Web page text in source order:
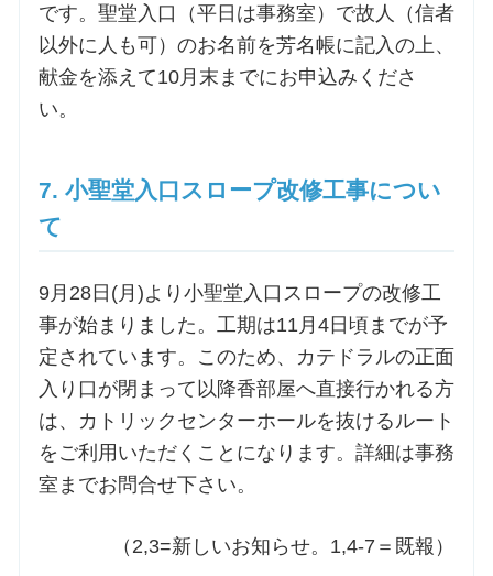
です。聖堂入口（平日は事務室）で故人（信者
以外に人も可）のお名前を芳名帳に記入の上、
献金を添えて10月末までにお申込みくださ
い。
7. 小聖堂入口スロープ改修工事につい
て
9月28日(月)より小聖堂入口スロープの改修工
事が始まりました。工期は11月4日頃までが予
定されています。このため、カテドラルの正面
入り口が閉まって以降香部屋へ直接行かれる方
は、カトリックセンターホールを抜けるルート
をご利用いただくことになります。詳細は事務
室までお問合せ下さい。
（2,3=新しいお知らせ。1,4-7＝既報）